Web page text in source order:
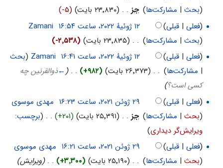
(بحث| مشارکت‌ها)
‏جز . . (۲۳٬۸۳۰ بایت)
(-۵)
(فعلی| قبلی)
‏
Zamani
(بحث| مشارکت‌ها)
. . (۲۳٬۸۳۵ بایت)
(-۲٬۵۳۸)
(فعلی| قبلی)
‏
Zamani
(بحث
| مشارکت‌ها)
. . (۲۶٬۳۷۳ بایت) (+۹۸۲) . .
(
←ذوالقرنین چه
کسی است؟)
(فعلی| قبلی)
‏ مهدی موسوی
(بحث| مشارکت‌ها)
‏جز . . (۲۵٬۳۹۱ بایت) (+۲۰۱)‏
. .
(برچسب:
ویرایش‌گر دیداری)
(فعلی| قبلی)
‏ مهدی موسوی
(بحث| مشارکت‌ها)
. . (۲۵٬۱۹۰ بایت) (+۳٬۳۰۰) . . (ویرایش)